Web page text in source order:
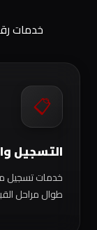
خدمات
📋
التسجيل
خدمات تسجيل
طوال مراحل